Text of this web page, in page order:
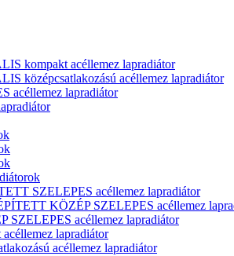
kompakt acéllemez lapradiátor
középcsatlakozású acéllemez lapradiátor
acéllemez lapradiátor
SZELEPES acéllemez lapradiátor
KÖZÉP SZELEPES acéllemez
acéllemez lapradiátor
lapradiátor
acéllemez lapradiátor